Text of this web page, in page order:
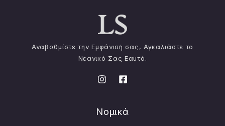
Αναβαθμίστε την Εμφάνισή σας, Αγκαλιάστε το
Νεανικό Σας Εαυτό.
Νομικά